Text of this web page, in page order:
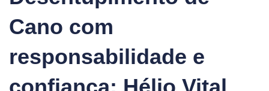
Cano com
responsabilidade e